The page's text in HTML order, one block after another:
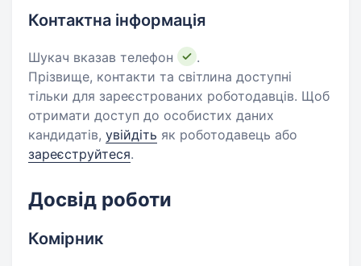
Контактна інформація
Шукач вказав телефон
.
Прізвище, контакти та світлина доступні
тільки для зареєстрованих роботодавців. Щоб
отримати доступ до особистих даних
кандидатів, увійдіть як роботодавець або
зареєструйтеся.
Досвід роботи
Комірник